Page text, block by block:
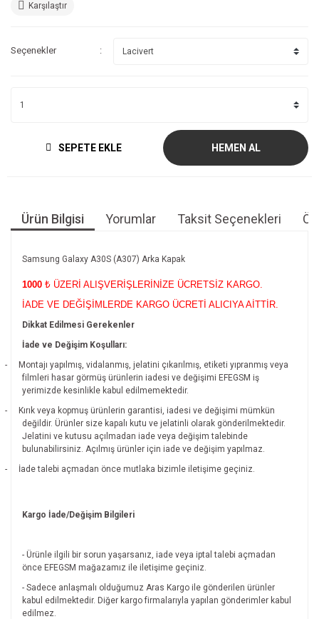
Karşılaştır
Seçenekler
SEPETE EKLE HEMEN AL
Ürün Bilgisi Yorumlar Taksit Seçenekleri
Samsung Galaxy A30S (A307) Arka Kapak
1000 ₺ ÜZERİ ALIŞVERİŞLERİNİZE ÜCRETSİZ KARGO.
İADE VE DEĞİŞİMLERDE KARGO ÜCRETİ ALICIYA AİTTİR.
Dikkat Edilmesi Gerekenler
İade ve Değişim Koşulları:
-
Montajı yapılmış, vidalanmış, jelatini çıkarılmış, etiketi yıpranmış veya
filmleri hasar görmüş ürünlerin iadesi ve değişimi EFEGSM iş
yerimizde kesinlikle kabul edilmemektedir.
-
Kırık veya kopmuş ürünlerin garantisi, iadesi ve değişimi mümkün
değildir. Ürünler size kapalı kutu ve jelatinli olarak gönderilmektedir.
Jelatini ve kutusu açılmadan iade veya değişim talebinde
bulunabilirsiniz. Açılmış ürünler için iade ve değişim yapılmaz.
-
İade talebi açmadan önce mutlaka bizimle iletişime geçiniz.
Kargo İade/Değişim Bilgileri
- Ürünle ilgili bir sorun yaşarsanız, iade veya iptal talebi açmadan
önce EFEGSM mağazamız ile iletişime geçiniz.
- Sadece anlaşmalı olduğumuz Aras Kargo ile gönderilen ürünler
kabul edilmektedir. Diğer kargo firmalarıyla yapılan gönderimler kabul
edilmez.